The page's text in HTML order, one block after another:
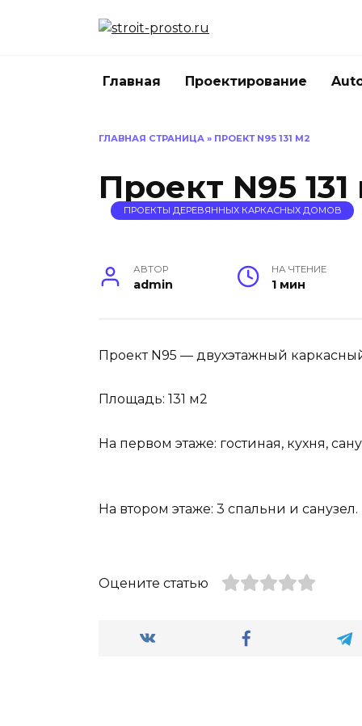
Главная Проектирование
ГЛАВНАЯ СТРАНИЦА » ПРОЕКТ N95 131 М2
Проект N95 131
ПРОЕКТЫ ДЕРЕВЯННЫХ КАРКАСНЫХ ДОМОВ
АВТОР
admin
НА ЧТЕНИЕ
1 мин
Проект N95 — двухэтажный
Площадь: 131 м2
На первом этаже: гостиная, кухня,
На втором этаже: 3 спальни и санузел.
Оцените статью